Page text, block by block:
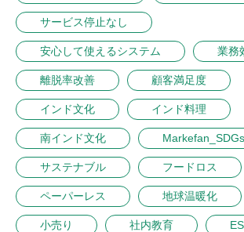
サービス停止なし
安心して使えるシステム 業務
離脱率改善 顧客満足度
インド文化 インド料理
南インド文化 Markefan_SDGs
サステナブル フードロス
ペーパーレス 地球温暖化
小売り 社内教育